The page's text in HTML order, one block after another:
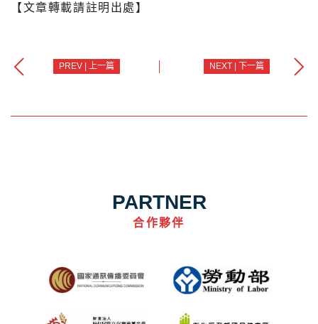
【文章轉載請註明出處】
PREV | 上一篇 NEXT | 下一篇
PARTNER
合作夥伴